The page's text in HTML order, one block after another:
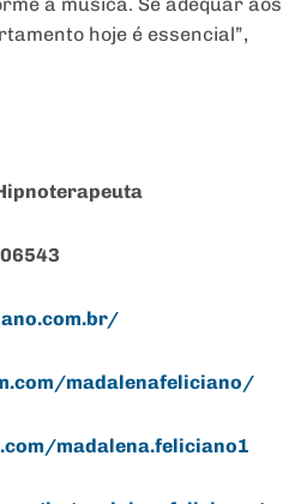
hoje é essencial”,
br/
madalenafeliciano/
madalena.feliciano1